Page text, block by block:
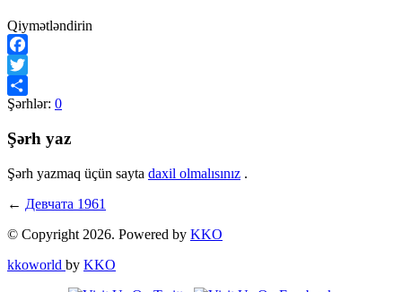
Qiymətləndirin
Facebook
Twitter
Share
Şərhlər: 0
Şərh yaz
Şərh yazmaq üçün sayta daxil olmalısınız .
← Девчата 1961
© Copyright 2026. Powered by KKO
kkoworld by KKO